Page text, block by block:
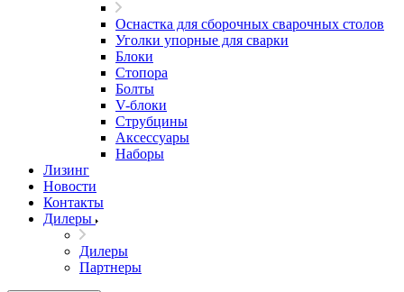
Оснастка для сборочных сварочных столов
Уголки упорные для сварки
Блоки
Стопора
Болты
V-блоки
Струбцины
Аксессуары
Наборы
Лизинг
Новости
Контакты
Дилеры
Дилеры
Партнеры